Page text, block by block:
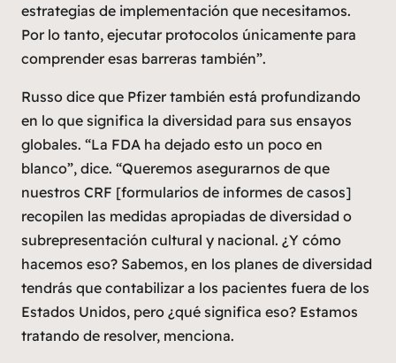
estrategias de implementación que necesitamos.
Por lo tanto, ejecutar protocolos únicamente para
comprender esas barreras también”.
Russo dice que Pfizer también está profundizando
en lo que significa la diversidad para sus ensayos
globales. “La FDA ha dejado esto un poco en
blanco”, dice. “Queremos asegurarnos de que
nuestros CRF [formularios de informes de casos]
recopilen las medidas apropiadas de diversidad o
subrepresentación cultural y nacional. ¿Y cómo
hacemos eso? Sabemos, en los planes de diversidad
tendrás que contabilizar a los pacientes fuera de los
Estados Unidos, pero ¿qué significa eso? Estamos
tratando de resolver, menciona.